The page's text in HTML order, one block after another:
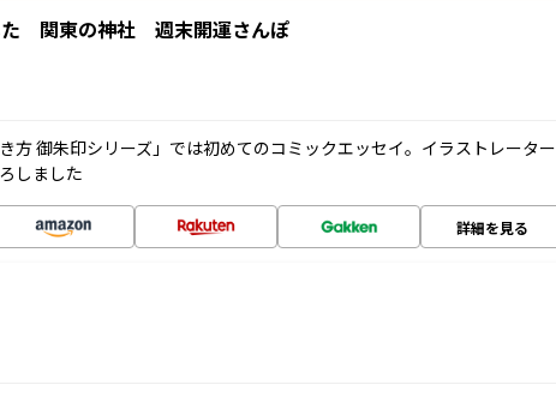
た 関東の神社 週末開運さんぽ
方 御朱印シリーズ」では初めてのコミックエッセイ。イラストレーター
しました
詳細を見る